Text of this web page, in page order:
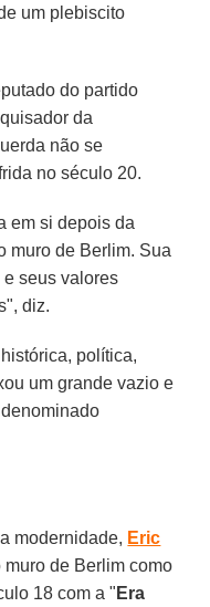
um plebiscito
do partido
da
não se
no século 20.
em si depois da
muro de Berlim. Sua
seus valores
diz.
política,
um grande vazio e
modernidade, Eric
de Berlim como
18 com a " Era